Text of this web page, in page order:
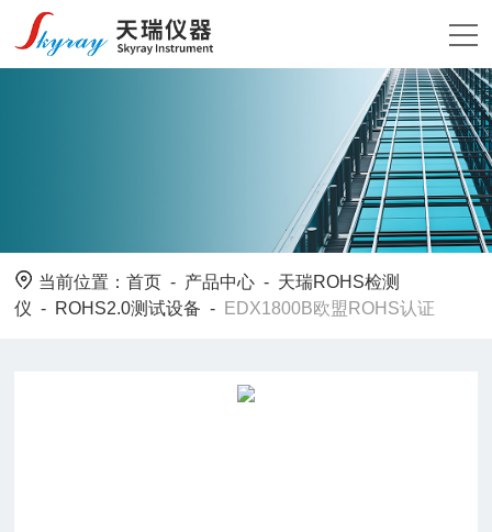
当前位置：首页 - 产品中心 - 天瑞ROHS检测
仪 - ROHS2.0测试设备 - EDX1800B欧盟ROHS认证